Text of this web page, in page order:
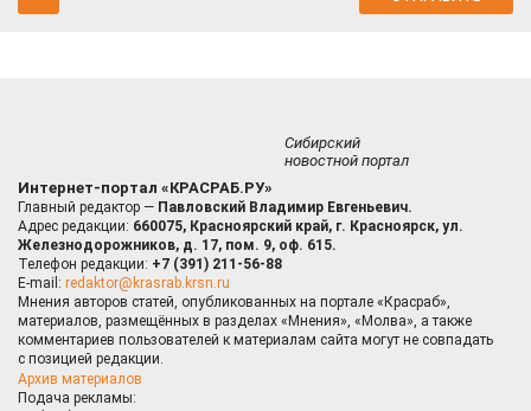
Сибирский
новостной портал
Интернет-портал «КРАСРАБ.РУ»
Главный редактор — Павловский Владимир Евгеньевич.
Адрес редакции: 660075, Красноярский край, г. Красноярск, ул.
Железнодорожников, д. 17, пом. 9, оф. 615.
Телефон редакции: +7 (391) 211-56-88
E-mail: redaktor@krasrab.krsn.ru
Мнения авторов статей, опубликованных на портале «Красраб»,
материалов, размещённых в разделах «Мнения», «Молва», а также
комментариев пользователей к материалам сайта могут не совпадать
с позицией редакции.
Архив материалов
Подача рекламы: